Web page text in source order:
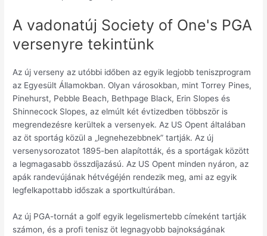
A vadonatúj Society of One's PGA
versenyre tekintünk
Az új verseny az utóbbi időben az egyik legjobb teniszprogram
az Egyesült Államokban. Olyan városokban, mint Torrey Pines,
Pinehurst, Pebble Beach, Bethpage Black, Erin Slopes és
Shinnecock Slopes, az elmúlt két évtizedben többször is
megrendezésre kerültek a versenyek. Az US Opent általában
az öt sportág közül a „legnehezebbnek” tartják. Az új
versenysorozatot 1895-ben alapították, és a sportágak között
a legmagasabb összdíjazású. Az US Opent minden nyáron, az
apák randevújának hétvégéjén rendezik meg, ami az egyik
legfelkapottabb időszak a sportkultúrában.
Az új PGA-tornát a golf egyik legelismertebb címeként tartják
számon, és a profi tenisz öt legnagyobb bajnokságának